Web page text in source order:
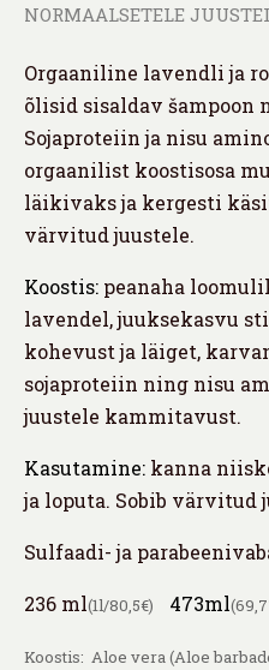
NORMAALSETELE
Orgaaniline lavendli ja
õlisid sisaldav šampoon
Sojaproteiin ja nisu
orgaanilist koostisosa
läikivaks ja kergesti
värvitud juustele.
Koostis: peanaha
lavendel, juuksekasvu
kohevust ja läiget,
sojaproteiin ning nisu
juustele kammitavust.
Kasutamine: kanna
ja loputa. Sobib värvitud
Sulfaadi- ja
236 ml(1l/80,5€) 473ml
Koostis: Aloe vera (Aloe